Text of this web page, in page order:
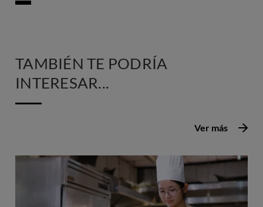
TAMBIÉN TE PODRÍA
INTERESAR...
Ver más